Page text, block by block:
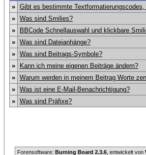
» Gibt es bestimmte
» Was sind Smilies?
»
BBCode Schnellauswahl und klickbare
» Was sind Dateianhänge?
» Was sind Beitrags-Symbole?
»
Kann ich meine eigenen Beiträge ändern?
» Warum werden in meinem Beitrag Worte
» Was ist eine E-Mail-Benachrichtigung?
» Was sind Präfixe?
Forensoftware: Burning Board 2.3.6 , entwickelt von